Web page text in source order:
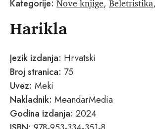
Kategorije: Nove knjige, Beletristika,
Harikla
Jezik izdanja: Hrvatski
Broj stranica: 75
Uvez: Meki
Nakladnik: MeandarMedia
Godina izdanja: 2024